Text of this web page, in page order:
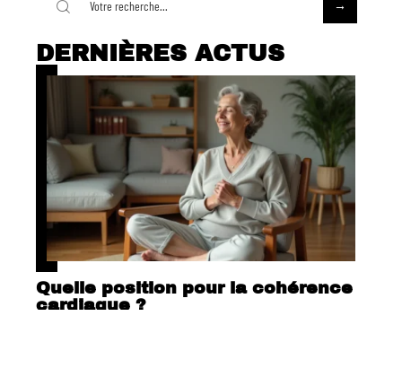
DERNIÈRES ACTUS
Quelle position pour la cohérence
cardiaque ?